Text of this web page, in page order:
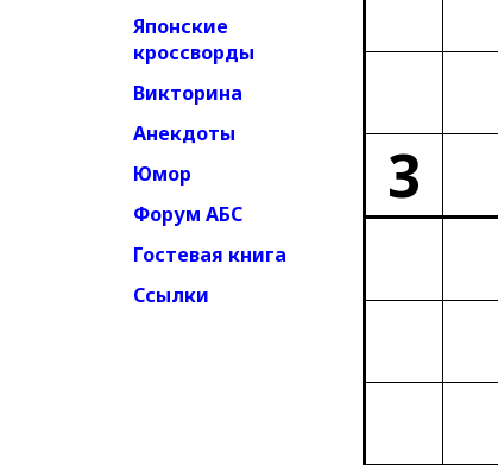
Японские
кроссворды
Викторина
Анекдоты
Юмор
Форум АБС
Гостевая книга
Ссылки
3